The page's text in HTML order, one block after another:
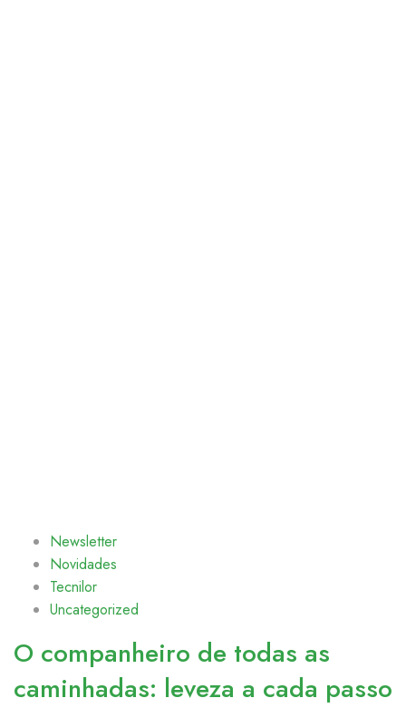
Newsletter
Novidades
Tecnilor
Uncategorized
O companheiro de todas as
caminhadas: leveza a cada passo